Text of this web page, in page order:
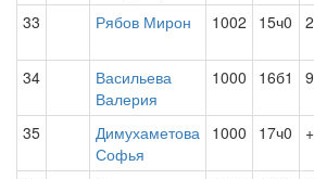
33 Рябов Мирон 1002 15ч0
34
Васильева
Валерия
1000 16б1
35
Димухаметова
Софья
1000 17ч0 +